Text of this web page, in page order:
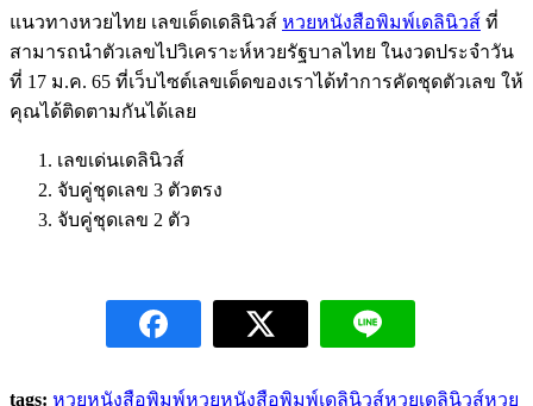
แนวทางหวยไทย เลขเด็ดเดลินิวส์ หวยหนังสือพิมพ์เดลินิวส์ ที่
สามารถนำตัวเลขไปวิเคราะห์หวยรัฐบาลไทย ในงวดประจำวัน
ที่ 17 ม.ค. 65 ที่เว็บไซต์เลขเด็ดของเราได้ทำการคัดชุดตัวเลข ให้
คุณได้ติดตามกันได้เลย
เลขเด่นเดลินิวส์
จับคู่ชุดเลข 3 ตัวตรง
จับคู่ชุดเลข 2 ตัว
tags: หวยหนังสือพิมพ์หวยหนังสือพิมพ์เดลินิวส์หวยเดลินิวส์หวย